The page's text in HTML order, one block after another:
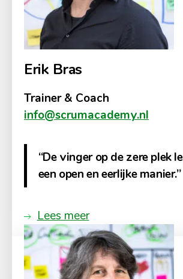
Erik Bras
Trainer & Coach
info@scrumacademy.nl
“De vinger op de zere plek
een open en eerlijke manier.”
Lees meer